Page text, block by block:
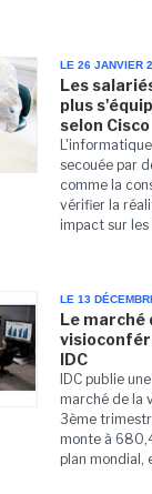
LE 26 JANVIER
Les
plus
selon Cisco
secouée par
comme la
vérifier la
impact sur les
LE 13
Le marché
IDC
IDC publie
marché de la
3ème
monte à
plan mondial,